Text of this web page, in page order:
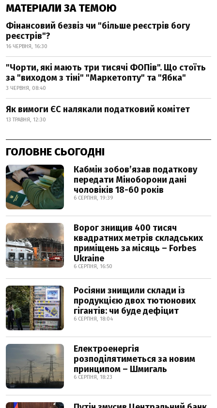
МАТЕРІАЛИ ЗА ТЕМОЮ
Фінансовий безвіз чи "більше реєстрів богу
реєстрів"?
16 ЧЕРВНЯ, 16:30
"Чорти, які мають три тисячі ФОПів". Що стоїть
за "виходом з тіні" "Маркетопту" та "Ябка"
3 ЧЕРВНЯ, 08:40
Як вимоги ЄС налякали податковий комітет
13 ТРАВНЯ, 12:30
ГОЛОВНЕ СЬОГОДНІ
Кабмін зобовʼязав податкову
передати Міноборони дані
чоловіків 18-60 років
6 СЕРПНЯ, 19:39
Ворог знищив 400 тисяч
квадратних метрів складських
приміщень за місяць – Forbes
Ukraine
6 СЕРПНЯ, 16:50
Росіяни знищили склади із
продукцією двох тютюнових
гігантів: чи буде дефіцит
6 СЕРПНЯ, 18:04
Електроенергія
розподілятиметься за новим
принципом – Шмигаль
6 СЕРПНЯ, 18:23